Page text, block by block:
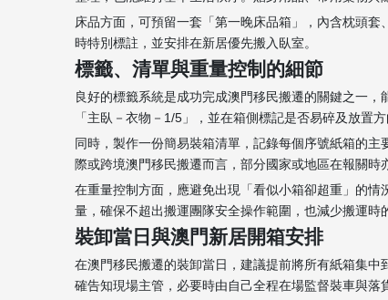
床品方面，可預留一套「第一晚床品箱」，內含枕頭
時特別標註，並安排在新居優先搬入臥室。
標籤、清單與重量控制的細節
良好的標籤系統是成功完成澳門移民搬遷的關鍵之一
「主臥－衣物－1/5」，並在箱側標記是否易碎及放置方
同時，製作一份簡易裝箱清單，記錄每個序號紙箱的
際或跨境澳門移民搬遷而言，部分國家或地區在報關時
在重量控制方面，應避免出現「看似小箱卻超重」的
量，確保不超出搬運團隊安全操作範圍，也減少搬運時
裝卸當日與澳門新居開箱安排
在澳門移民搬遷的裝卸當日，建議提前將所有紙箱集
確告知現場主管，必要時由自己全程在場監督裝車與落